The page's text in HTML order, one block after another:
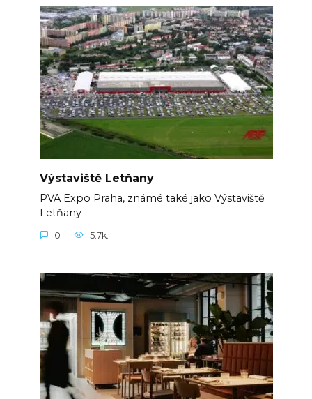
Výstaviště Letňany
PVA Expo Praha, známé také jako Výstaviště
Letňany
0 5.7k.